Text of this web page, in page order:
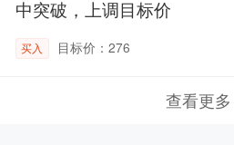
中突破，上调目标价
买入 目标价：276
查看更多